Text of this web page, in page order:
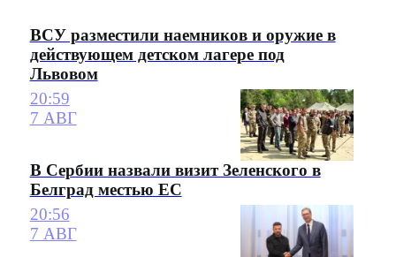
ВСУ разместили наемников и оружие в
действующем детском лагере под
Львовом
20:59
7 АВГ
В Сербии назвали визит Зеленского в
Белград местью ЕС
20:56
7 АВГ